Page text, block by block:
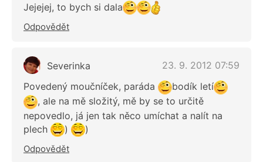
Jejejej, to bych si dala
Odpovědět
Severinka
23. 9. 2012 07:59
Povedený moučníček, paráda
bodík letí
, ale na mě složitý, mě by se to určitě
nepovedlo, já jen tak něco umíchat a nalít na
plech
) )
Odpovědět